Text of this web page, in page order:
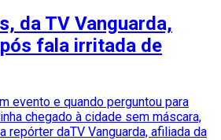
da TV Vanguarda,
fala irritada de
evento e quando perguntou para
chegado à cidade sem máscara,
repórter daTV Vanguarda, afiliada da